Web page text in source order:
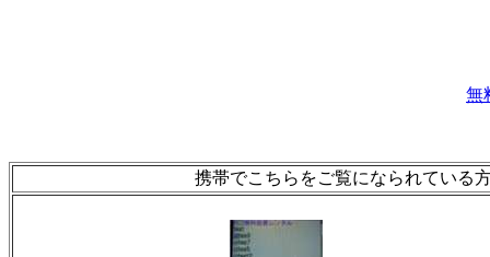
無
携帯でこちらをご覧になられている